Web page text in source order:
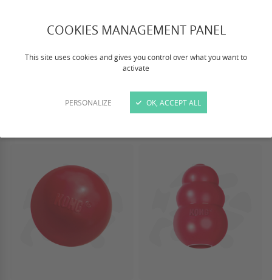
COOKIES MANAGEMENT PANEL
This site uses cookies and gives you control over what you want to
activate
PERSONALIZE OK, ACCEPT ALL
ORMA